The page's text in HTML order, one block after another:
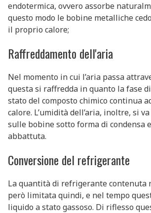
endotermica, ovvero assorbe
questo modo le bobine metalliche
il proprio calore;
Raffreddamento dell'aria
Nel momento in cui l’aria passa
questa si raffredda in quanto la fase
stato del composto chimico continua
calore. L’umidità dell’aria, inoltre, si
sulle bobine sotto forma di condensa e
abbattuta.
Conversione del refrigerante
La quantità di refrigerante contenuta
però limitata quindi, e nel tempo
liquido a stato gassoso. Di riflesso